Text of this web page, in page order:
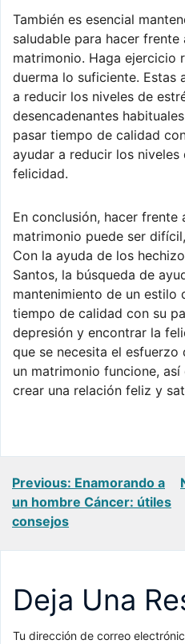
También es esencial
saludable para hacer frente
matrimonio. Haga ejercicio
duerma lo suficiente. Estas
a reducir los niveles de
desencadenantes
pasar tiempo de calidad
ayudar a reducir los niveles
felicidad.
En conclusión, hacer frente
matrimonio puede ser
Con la ayuda de los
Santos, la búsqueda de
mantenimiento de un estilo
tiempo de calidad con su
depresión y encontrar la
que se necesita el
un matrimonio funcione,
crear una relación feliz y
Navegación
de
entradas
Previous: Enamorando a
un hombre Cáncer: útiles
consejos
Deja Una
Tu dirección de correo